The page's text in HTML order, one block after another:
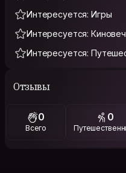
Интересуется: Игры
Интересуется:
Интересуется:
Отзывы
0
Всего
0